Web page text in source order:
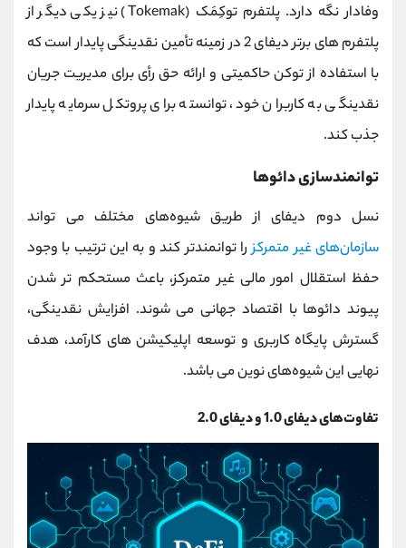
وفادار نگه دارد. پلتفرم توکِمَک (Tokemak) نیز یکی دیگر از
پلتفرم های برتر دیفای 2 در زمینه تأمین نقدینگی پایدار است که
با استفاده از توکن‌ حاکمیتی و ارائه حق رأی برای مدیریت جریان
نقدینگی به کاربران خود، توانسته برای پروتکل سرمایه پایدار
جذب ‌کند.
توانمندسازی دائوها
نسل دوم دیفای از طریق شیوه‌های مختلف می تواند
سازمان‌های غیر متمرکزرا توانمندتر کند و به این ترتیب با وجود
حفظ استقلال امور مالی غیر متمرکز، باعث مستحکم تر شدن
پیوند دائوها با اقتصاد جهانی می شوند. افزایش نقدینگی،
گسترش پایگاه کاربری و توسعه اپلیکیشن‌ های کارآمد، هدف
نهایی این شیوه‌های نوین می باشد.
تفاوت‌های دیفای 1.0 و دیفای 2.0